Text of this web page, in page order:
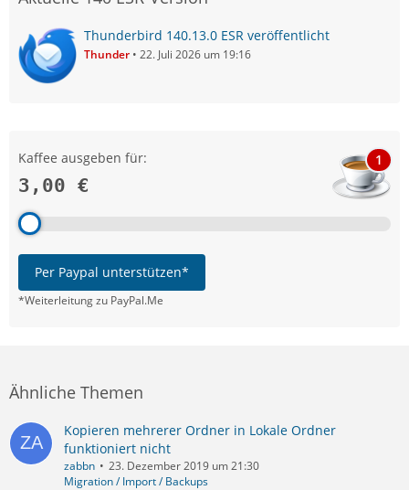
Thunderbird 140.13.0 ESR veröffentlicht
Thunder 22. Juli 2026 um 19:16
Kaffee ausgeben für:
3,00 €
1
Per Paypal unterstützen*
*Weiterleitung zu PayPal.Me
Ähnliche Themen
Kopieren mehrerer Ordner in Lokale Ordner
funktioniert nicht
zabbn
23. Dezember 2019 um 21:30
Migration / Import / Backups